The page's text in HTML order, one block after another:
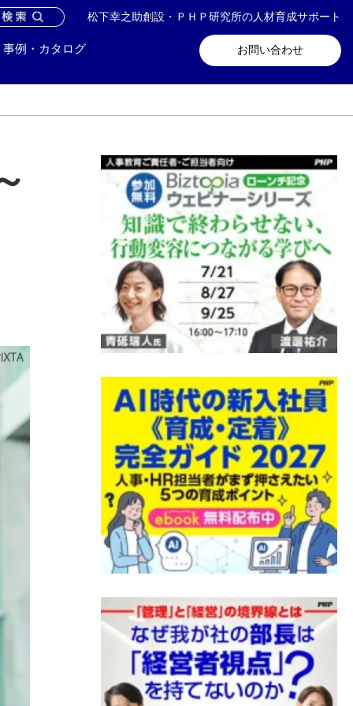
松下幸之助創設・ＰＨＰ研究所の人材育成サポート
お問い合わせ
事例・カタログ
い合わせ メールマガジン登録